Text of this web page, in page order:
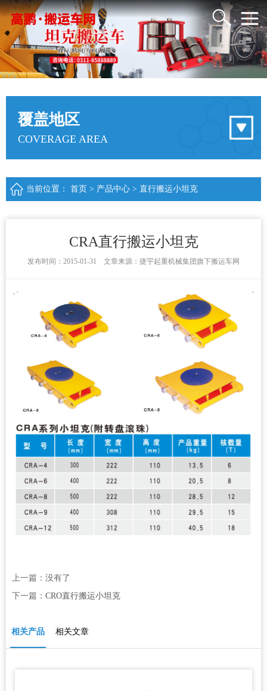
覆盖地区
COVERAGE AREA
当前位置： 首页 > 产品中心 > 直行搬运小坦克
CRA直行搬运小坦克
发布时间：2015-01-31 文章来源：捷宇起重机械集团旗下搬运车网
上一篇：没有了
下一篇： CRO直行搬运小坦克
相关产品 相关文章